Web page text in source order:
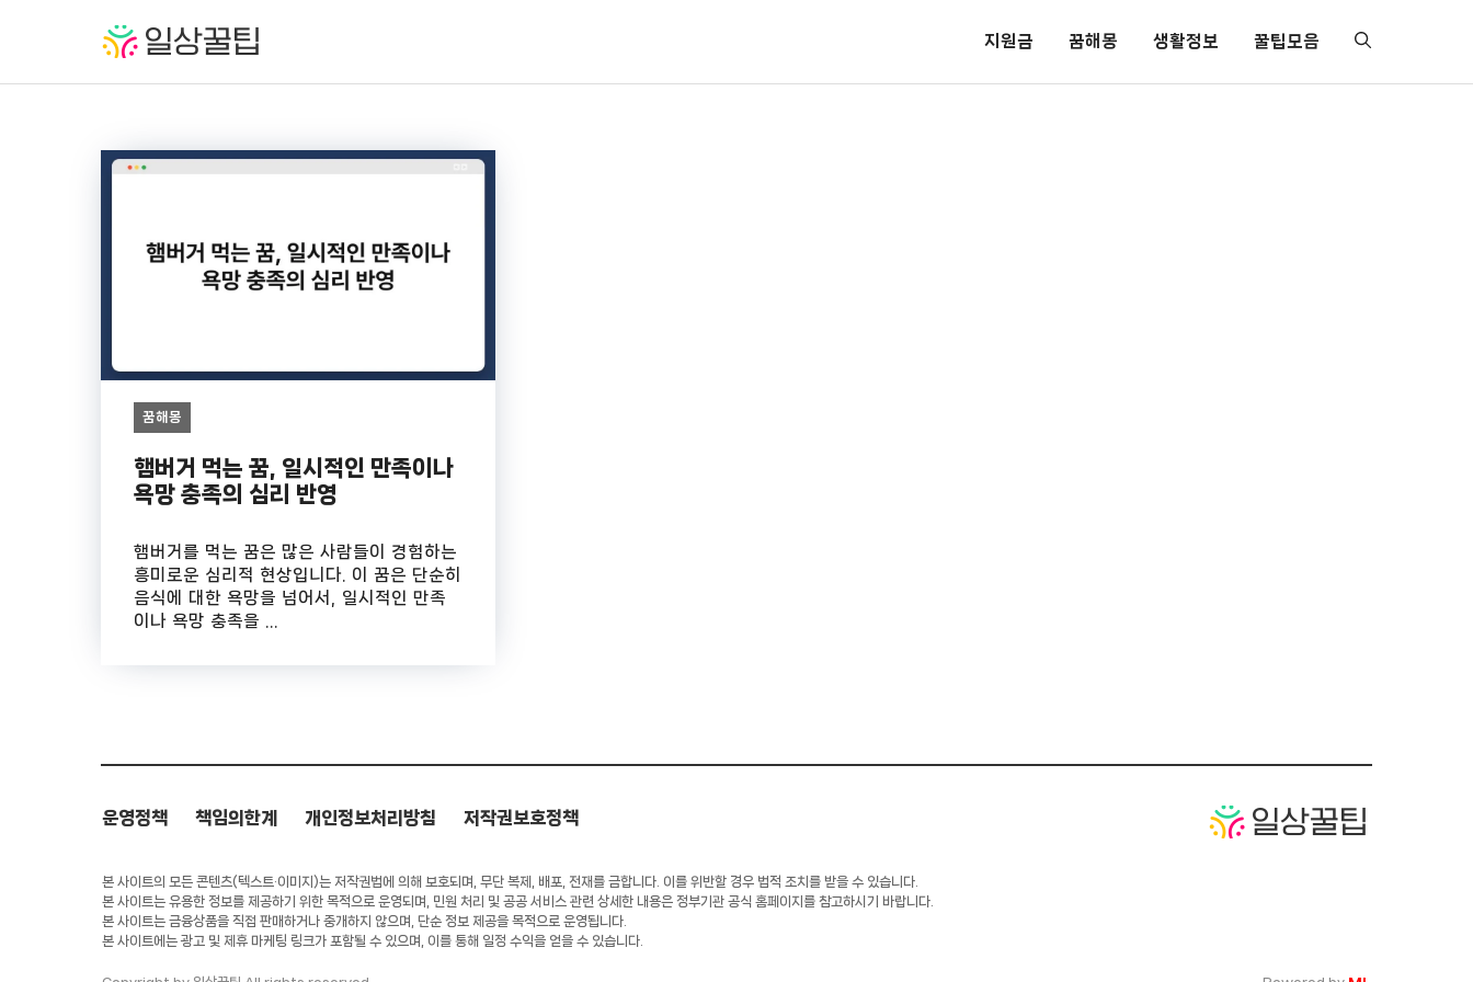
지원금 꿈해몽 생활정보 꿀팁모음
꿈해몽
햄버거 먹는 꿈, 일시적인 만족이나
욕망 충족의 심리 반영
햄버거를 먹는 꿈은 많은 사람들이 경험하는
흥미로운 심리적 현상입니다. 이 꿈은 단순히
음식에 대한 욕망을 넘어서, 일시적인 만족
이나 욕망 충족을 ...
운영정책 책임의한계 개인정보처리방침 저작권보호정책
본 사이트의 모든 콘텐츠(텍스트·이미지)는 저작권법에 의해 보호되며, 무단 복제, 배포, 전재를 금합니다. 이를 위반할 경우 법적 조치를 받을 수 있습니다.
본 사이트는 유용한 정보를 제공하기 위한 목적으로 운영되며, 민원 처리 및 공공 서비스 관련 상세한 내용은 정부기관 공식 홈페이지를 참고하시기 바랍니다.
본 사이트는 금융상품을 직접 판매하거나 중개하지 않으며, 단순 정보 제공을 목적으로 운영됩니다.
본 사이트에는 광고 및 제휴 마케팅 링크가 포함될 수 있으며, 이를 통해 일정 수익을 얻을 수 있습니다.